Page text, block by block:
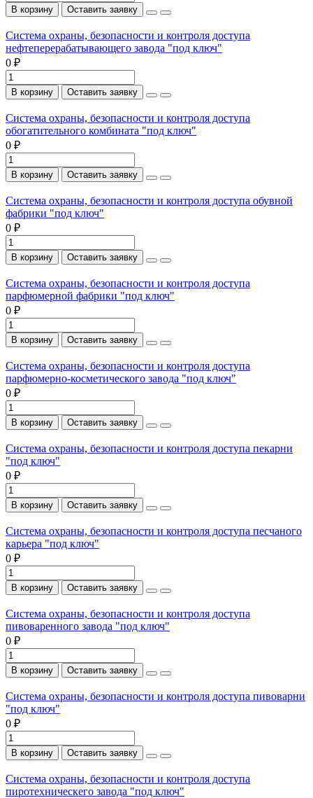
В корзину Оставить заявку
Система охраны, безопасности и контроля доступа
нефтеперерабатывающего завода "под ключ"
0 ₽
В корзину Оставить заявку
Система охраны, безопасности и контроля доступа
обогатительного комбината "под ключ"
0 ₽
В корзину Оставить заявку
Система охраны, безопасности и контроля доступа обувной
фабрики "под ключ"
0 ₽
В корзину Оставить заявку
Система охраны, безопасности и контроля доступа
парфюмерной фабрики "под ключ"
0 ₽
В корзину Оставить заявку
Система охраны, безопасности и контроля доступа
парфюмерно-косметического завода "под ключ"
0 ₽
В корзину Оставить заявку
Система охраны, безопасности и контроля доступа пекарни
"под ключ"
0 ₽
В корзину Оставить заявку
Система охраны, безопасности и контроля доступа песчаного
карьера "под ключ"
0 ₽
В корзину Оставить заявку
Система охраны, безопасности и контроля доступа
пивоваренного завода "под ключ"
0 ₽
В корзину Оставить заявку
Система охраны, безопасности и контроля доступа пивоварни
"под ключ"
0 ₽
В корзину Оставить заявку
Система охраны, безопасности и контроля доступа
пиротехническего завода "под ключ"